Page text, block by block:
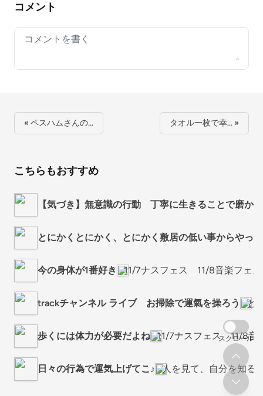
コメント
Your comment
« ペスハムさんの… タオル一枚で幸… »
こちらもおすすめ
【気づき】無意識の行動 丁寧に生きることで磨か
とにかくとにかく、とにかく敷居の低い事からやっ
今の身体が1番好き 11/7ナスフェス 11/8音楽フェ
trackチャンネル ライブ お掃除で運氣を操ろう と
歩くには体力が必要だよね 11/7ナスフェス 11/8音
日々の行為で運気上げてこ♪ 人を見て、自分を知る
スクロール